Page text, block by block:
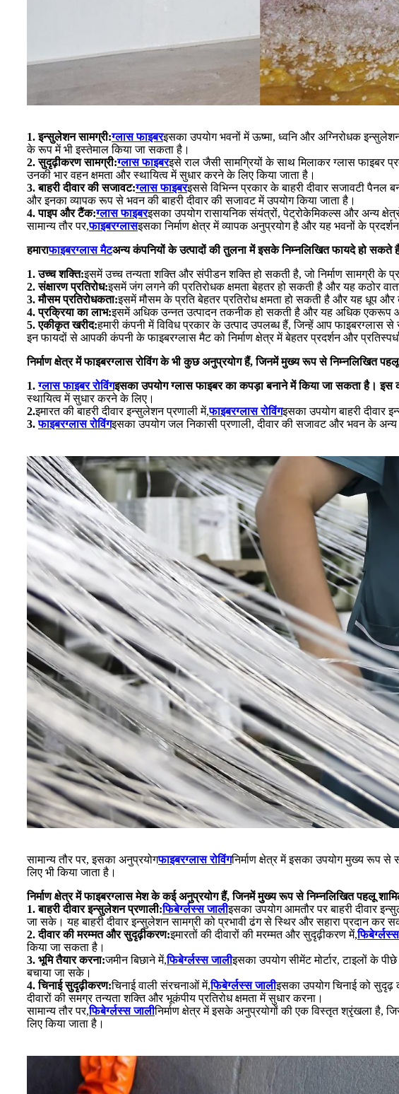
1. इन्सुलेशन सामग्री:ग्लास फाइबरइसका उपयोग भवनों में ऊष्मा, ध्वनि और अग्निरोधक
के रूप में भी इस्तेमाल किया जा सकता है।
2. सुदृढ़ीकरण सामग्री:ग्लास फाइबरइसे राल जैसी सामग्रियों के साथ मिलाकर ग्लास फाइबर
उनकी भार वहन क्षमता और स्थायित्व में सुधार करने के लिए किया जाता है।
3. बाहरी दीवार की सजावट:ग्लास फाइबरइससे विभिन्न प्रकार के बाहरी दीवार सजावटी
और इनका व्यापक रूप से भवन की बाहरी दीवार की सजावट में उपयोग किया जाता है।
4. पाइप और टैंक:ग्लास फाइबरइसका उपयोग रासायनिक संयंत्रों, पेट्रोकेमिकल्स और अन्य
सामान्य तौर पर,फाइबरग्लासइसका निर्माण क्षेत्र में व्यापक अनुप्रयोग है और यह भवनों के
हमाराफाइबरग्लास मैटअन्य कंपनियों के उत्पादों की तुलना में इसके निम्नलिखित फायदे हो सकते
1. उच्च शक्ति:इसमें उच्च तन्यता शक्ति और संपीडन शक्ति हो सकती है, जो निर्माण सामग्री के
2. संक्षारण प्रतिरोध:इसमें जंग लगने की प्रतिरोधक क्षमता बेहतर हो सकती है और यह कठोर
3. मौसम प्रतिरोधकता:इसमें मौसम के प्रति बेहतर प्रतिरोध क्षमता हो सकती है और यह धूप
4. प्रक्रिया का लाभ:इसमें अधिक उन्नत उत्पादन तकनीक हो सकती है और यह अधिक एकरूप
5. एकीकृत खरीद:हमारी कंपनी में विविध प्रकार के उत्पाद उपलब्ध हैं, जिन्हें आप
इन फायदों से आपकी कंपनी के फाइबरग्लास मैट को निर्माण क्षेत्र में बेहतर प्रदर्शन और
निर्माण क्षेत्र में फाइबरग्लास रोविंग के भी कुछ अनुप्रयोग हैं, जिनमें मुख्य रूप से निम्नलिखित
1.ग्लास फाइबर रोविंगइसका उपयोग ग्लास फाइबर का कपड़ा बनाने में किया जा सकता है। इस
स्थायित्व में सुधार करने के लिए।
2.इमारत की बाहरी दीवार इन्सुलेशन प्रणाली में,फाइबरग्लास रोविंगइसका उपयोग बाहरी दीवार
3.फाइबरग्लास रोविंगइसका उपयोग जल निकासी प्रणाली, दीवार की सजावट और भवन के
सामान्य तौर पर, इसका अनुप्रयोगफाइबरग्लास रोविंगनिर्माण क्षेत्र में इसका उपयोग मुख्य रूप से
लिए भी किया जाता है।
निर्माण क्षेत्र में फाइबरग्लास मेश के कई अनुप्रयोग हैं, जिनमें मुख्य रूप से निम्नलिखित पहलू
1. बाहरी दीवार इन्सुलेशन प्रणाली:फिबेर्ग्लस्स जालीइसका उपयोग आमतौर पर बाहरी दीवार
जा सके। यह बाहरी दीवार इन्सुलेशन सामग्री को प्रभावी ढंग से स्थिर और सहारा प्रदान कर
2. दीवार की मरम्मत और सुदृढ़ीकरण:इमारतों की दीवारों की मरम्मत और सुदृढ़ीकरण में,
किया जा सकता है।
3. भूमि तैयार करना:जमीन बिछाने में,फिबेर्ग्लस्स जालीइसका उपयोग सीमेंट मोर्टार, टाइलों के
बचाया जा सके।
4. चिनाई सुदृढ़ीकरण:चिनाई वाली संरचनाओं में,फिबेर्ग्लस्स जालीइसका उपयोग चिनाई को
दीवारों की समग्र तन्यता शक्ति और भूकंपीय प्रतिरोध क्षमता में सुधार करना।
सामान्य तौर पर,फिबेर्ग्लस्स जालीनिर्माण क्षेत्र में इसके अनुप्रयोगों की एक विस्तृत श्रृंखला है,
लिए किया जाता है।